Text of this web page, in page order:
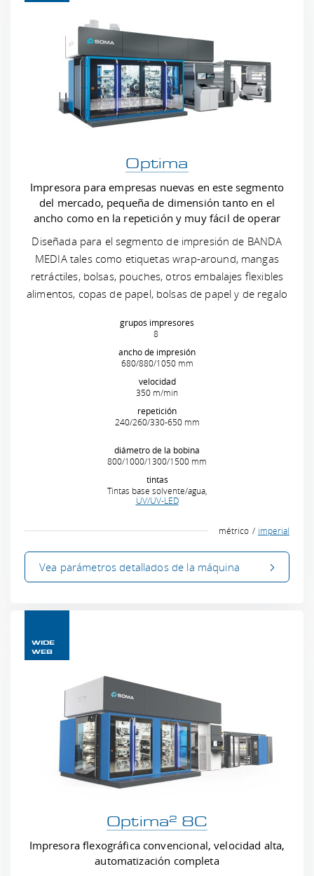
Optima
Impresora para empresas nuevas en este segmento
del mercado, pequeña de dimensión tanto en el
ancho como en la repetición y muy fácil de operar
Diseñada para el segmento de impresión de BANDA
MEDIA tales como etiquetas wrap-around, mangas
retráctiles, bolsas, pouches, otros embalajes flexibles
alimentos, copas de papel, bolsas de papel y de regalo
grupos impresores
8
ancho de impresión
680/880/1050 mm
velocidad
350 m/min
repetición
240/260/330-650 mm
diámetro de la bobina
800/1000/1300/1500 mm
tintas
Tintas base solvente/agua,
UV/UV-LED
métrico imperial
Vea parámetros detalladosde la máquina
WIDE
WEB
Optima2 8C
Impresora flexográfica convencional, velocidad alta,
automatización completa